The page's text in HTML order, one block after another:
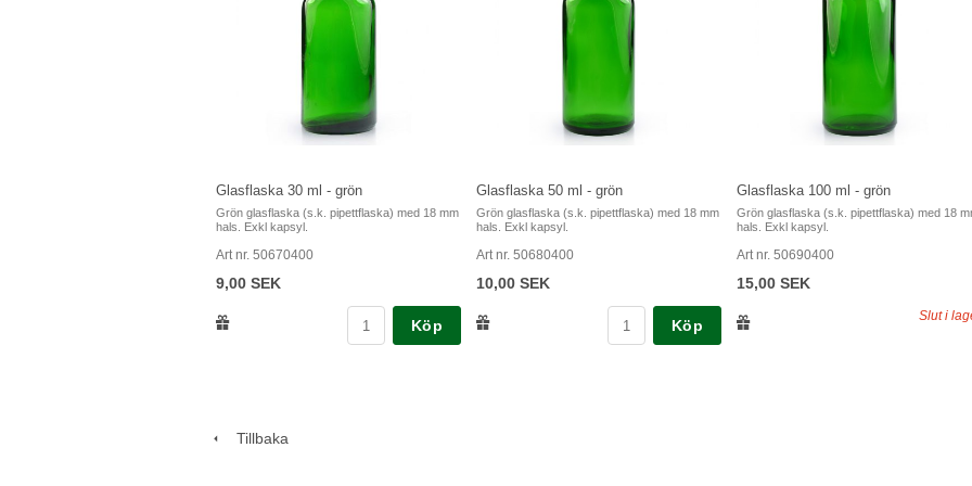
Glasflaska 30 ml - grön
Grön glasflaska (s.k. pipettflaska) med 18 mm
hals. Exkl kapsyl.
Art nr. 50670400
9,00 SEK
Köp
Glasflaska 50 ml - grön
Grön glasflaska (s.k. pipettflaska) med 18 mm
hals. Exkl kapsyl.
Art nr. 50680400
10,00 SEK
Köp
Glasflaska 100 ml - grön
Grön glasflaska (s.k. pipettflaska) med 18
hals. Exkl kapsyl.
Art nr. 50690400
15,00 SEK
Slut i
Tillbaka